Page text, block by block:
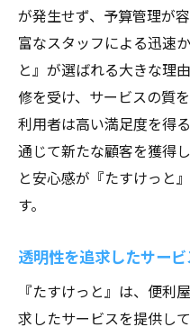
が発生せず、予算管理が
富なスタッフによる迅速
と』が選ばれる大きな理
修を受け、サービスの質
利用者は高い満足度を得
通じて新たな顧客を獲得
と安心感が『たすけっと
す。
透明性を追求したサー
『たすけっと』は、便利
求したサービスを提供し